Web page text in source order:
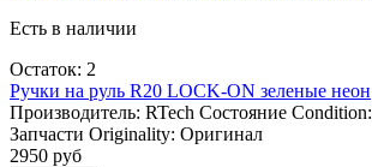
Есть в наличии
Остаток: 2
Ручки на руль R20 LOCK-ON зеленые неон
Производитель: RTech Состояние Condition:
Запчасти Originality: Оригинал
2950 руб